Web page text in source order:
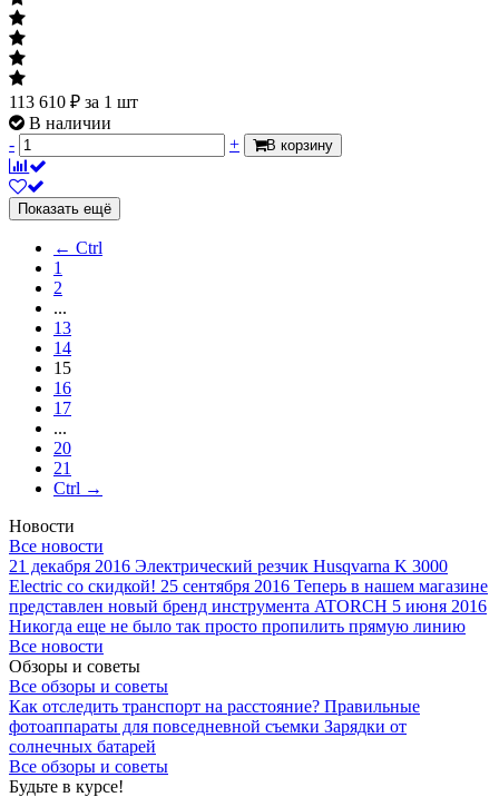
113 610 ₽ за 1 шт
В наличии
-
+ В корзину
Показать ещё
← Ctrl
1
2
...
13
14
15
16
17
...
20
21
Ctrl →
Новости
Все новости
21 декабря 2016 Электрический резчик Husqvarna K 3000
Electric со скидкой! 25 сентября 2016 Теперь в нашем магазине
представлен новый бренд инструмента ATORCH 5 июня 2016
Никогда еще не было так просто пропилить прямую линию
Все новости
Обзоры и советы
Все обзоры и советы
Как отследить транспорт на расстояние? Правильные
фотоаппараты для повседневной съемки Зарядки от
солнечных батарей
Все обзоры и советы
Будьте в курсе!